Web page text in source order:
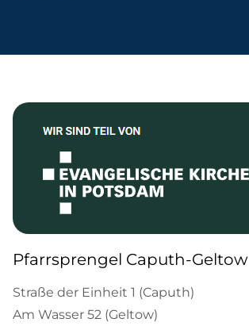
Pfarrsprengel Caputh-Geltow
Straße der Einheit 1 (Caputh)
Am Wasser 52 (Geltow)